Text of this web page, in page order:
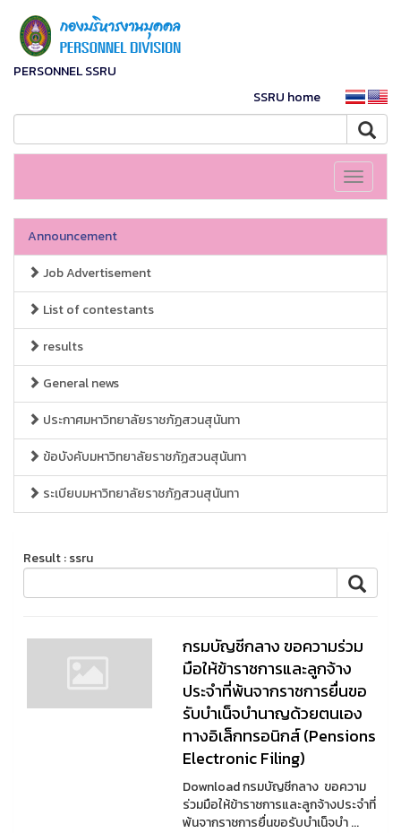
PERSONNEL SSRU
SSRU home
Toggle
Announcement
Job Advertisement
List of contestants
results
General news
ประกาศมหาวิทยาลัยราชภัฏสวนสุนันทา
ข้อบังคับมหาวิทยาลัยราชภัฏสวนสุนันทา
ระเบียบมหาวิทยาลัยราชภัฏสวนสุนันทา
Result : ssru
กรมบัญชีกลาง ขอความร่วม
มือให้ข้าราชการและลูกจ้าง
ประจำที่พ้นจากราชการยื่นขอ
รับบำเน็จบำนาญด้วยตนเอง
ทางอิเล็กทรอนิกส์ (Pensions
Electronic Filing)
Download กรมบัญชีกลาง ขอความ
ร่วมมือให้ข้าราชการและลูกจ้างประจำที่
พ้นจากราชการยื่นขอรับบำเน็จบำ ...